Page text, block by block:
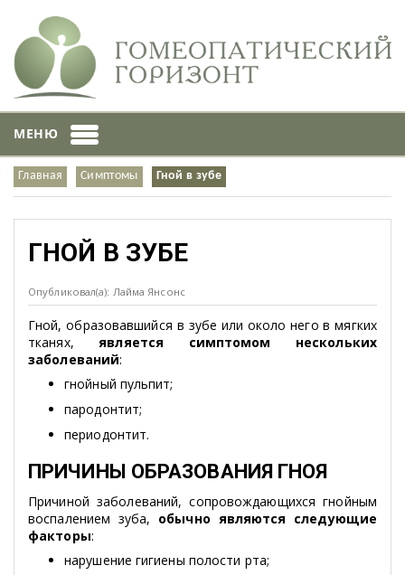
МЕНЮ
Главная Симптомы Гной в зубе
ГНОЙ В ЗУБЕ
Опубликовал(а): Лайма Янсонс
Гной, образовавшийся в зубе или около него в мягких
тканях, является симптомом нескольких
заболеваний:
гнойный пульпит;
пародонтит;
периодонтит.
ПРИЧИНЫ ОБРАЗОВАНИЯ ГНОЯ
Причиной заболеваний, сопровождающихся гнойным
воспалением зуба, обычно являются следующие
факторы:
нарушение гигиены полости рта;